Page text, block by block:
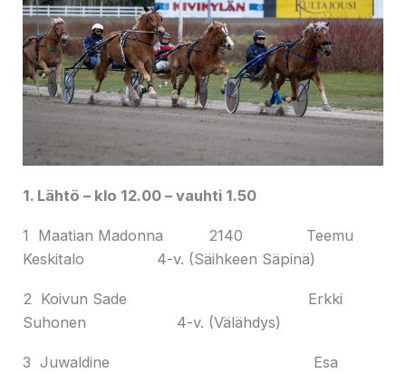
1. Lähtö – klo 12.00 – vauhti 1.50
1 Maatian Madonna 2140 Teemu
Keskitalo 4-v. (Säihkeen Säpinä)
2 Koivun Sade Erkki
Suhonen 4-v. (Välähdys)
3 Juwaldine Esa